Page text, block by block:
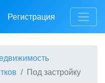
Регистрация
Под застройку